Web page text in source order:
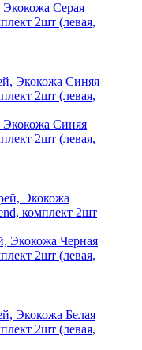
Серая
2шт (левая,
Экокожа Синяя
2шт (левая,
Экокожа Черная
2шт (левая,